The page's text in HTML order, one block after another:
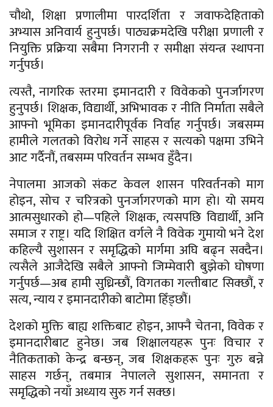
चौथो, शिक्षा प्रणालीमा पारदर्शिता र जवाफदेहिताको
अभ्यास अनिवार्य हुनुपर्छ। पाठ्यक्रमदेखि परीक्षा प्रणाली र
नियुक्ति प्रक्रिया सबैमा निगरानी र समीक्षा संयन्त्र स्थापना
गर्नुपर्छ।
त्यस्तै, नागरिक स्तरमा इमानदारी र विवेकको पुनर्जागरण
हुनुपर्छ। शिक्षक, विद्यार्थी, अभिभावक र नीति निर्माता सबैले
आफ्नो भूमिका इमानदारीपूर्वक निर्वाह गर्नुपर्छ। जबसम्म
हामीले गलतको विरोध गर्ने साहस र सत्यको पक्षमा उभिने
आट गर्दैनौं, तबसम्म परिवर्तन सम्भव हुँदैन।
नेपालमा आजको संकट केवल शासन परिवर्तनको माग
होइन, सोच र चरित्रको पुनर्जागरणको माग हो। यो समय
आत्मसुधारको हो—पहिले शिक्षक, त्यसपछि विद्यार्थी, अनि
समाज र राष्ट्र। यदि शिक्षित वर्गले नै विवेक गुमायो भने देश
कहिल्यै सुशासन र समृद्धिको मार्गमा अघि बढ्न सक्दैन।
त्यसैले आजैदेखि सबैले आफ्नो जिम्मेवारी बुझेको घोषणा
गर्नुपर्छ—अब हामी सुध्रिन्छौं, विगतका गल्तीबाट सिक्छौं, र
सत्य, न्याय र इमानदारीको बाटोमा हिँड्छौं।
देशको मुक्ति बाह्य शक्तिबाट होइन, आफ्नै चेतना, विवेक र
इमानदारीबाट हुनेछ। जब शिक्षालयहरू पुनः विचार र
नैतिकताको केन्द्र बन्छन्, जब शिक्षकहरू पुनः गुरु बन्ने
साहस गर्छन्, तबमात्र नेपालले सुशासन, समानता र
समृद्धिको नयाँ अध्याय सुरु गर्न सक्छ।